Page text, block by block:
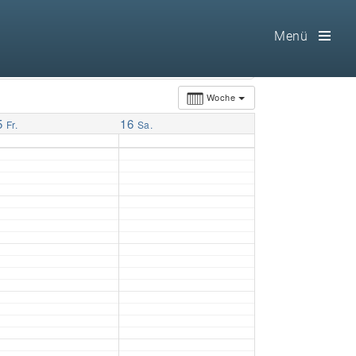
Home
100 F.A.Q.
Menü
Woche
Fr. 16 Sa.